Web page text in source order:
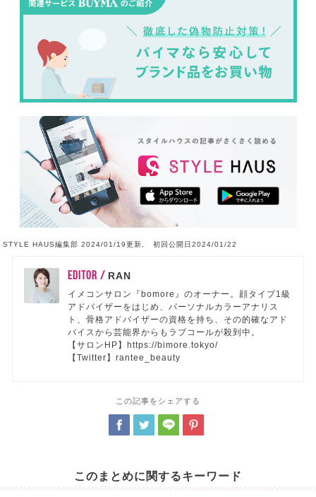
STYLE HAUS編集部 2024/01/19更新, 初回公開日2024/01/22
EDITOR / RAN
イメコンサロン『bomore』のオーナー。顔タイプ1級
アドバイザーをはじめ、パーソナルカラーアナリス
ト、骨格アドバイザーの資格を持ち、その的確なアド
バイスから芸能界からもラブコールが殺到中。
【サロンHP】https://bimore.tokyo/
【Twitter】rantee_beauty
この記事をシェアする
このまとめに関するキーワード